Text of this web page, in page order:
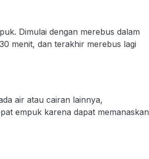
Dimulai dengan merebus dalam
menit, dan terakhir merebus lagi
air atau cairan lainnya,
empuk karena dapat memanaskan